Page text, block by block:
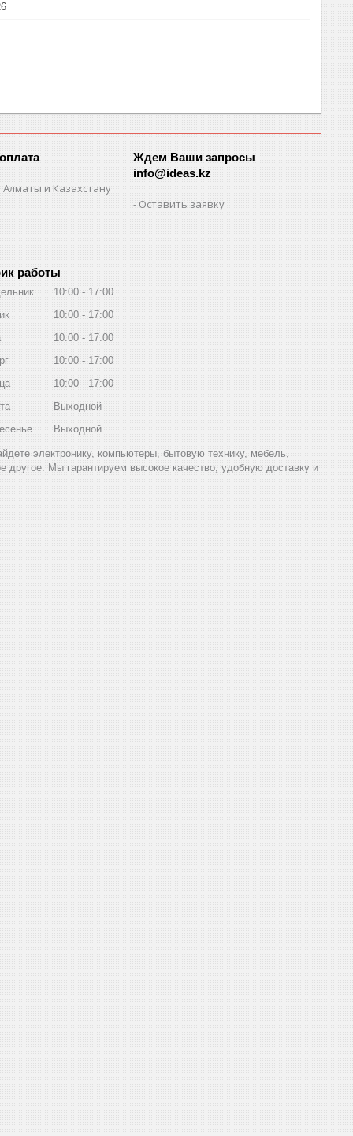
Алматы и Казахстану
Ждем Ваши запросы
info@ideas.kz
Оставить заявку
работы
10:00
17:00
10:00
17:00
10:00
17:00
10:00
17:00
10:00
17:00
Выходной
Выходной
электронику, компьютеры, бытовую технику, мебель,
другое. Мы гарантируем высокое качество, удобную доставку и